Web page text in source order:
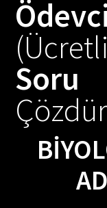
(Ücretli
Soru